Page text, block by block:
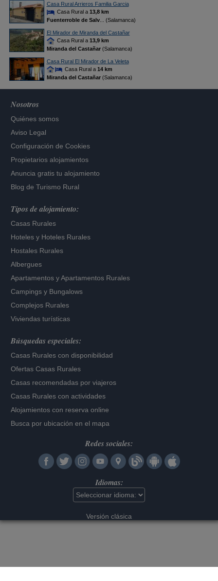
Casa Rural Arrieros Familia Garcia
Casa Rural a 13,8 km
Fuenterroble de Salv... (Salamanca)
El Mirador de Miranda del Castañar
Casa Rural a 13,9 km
Miranda del Castañar(Salamanca)
Casa Rural El Mirador de La Veleta
Casa Rural a 14 km
Miranda del Castañar(Salamanca)
Nosotros
Quiénes somos
Aviso Legal
Configuración de Cookies
Propietarios alojamientos
Anuncia gratis tu alojamiento
Blog de Turismo Rural
Tipos de alojamiento:
Casas Rurales
Hoteles y Hoteles Rurales
Hostales Rurales
Albergues
Apartamentos yApartamentos Rurales
Campings y Bungalows
Complejos Rurales
Viviendas turísticas
Búsquedas especiales:
Casas Rurales con disponibilidad
Ofertas Casas Rurales
Casas recomendadas por viajeros
Casas Rurales con actividades
Alojamientos con reserva online
Busca por ubicación en el mapa
Redes sociales:
Idiomas:
Versión clásica